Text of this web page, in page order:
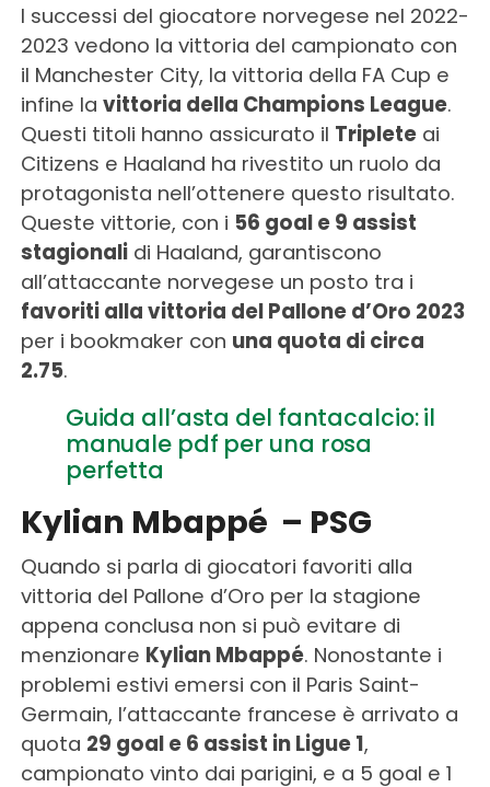
I successi del giocatore norvegese nel 2022-
2023 vedono la vittoria del campionato con
il Manchester City, la vittoria della FA Cup e
infine la vittoria della Champions League.
Questi titoli hanno assicurato il Tripleteai
Citizens e Haaland ha rivestito un ruolo da
protagonista nell’ottenere questo risultato.
Queste vittorie, con i 56 goal e 9 assist
stagionalidi Haaland, garantiscono
all’attaccante norvegese un posto tra i
favoriti alla vittoria del Pallone d’Oro 2023
per i bookmaker con una quota di circa
2.75.
Guida all’asta del fantacalcio: il
manuale pdf per una rosa
perfetta
Kylian Mbappé – PSG
Quando si parla di giocatori favoriti alla
vittoria del Pallone d’Oro per la stagione
appena conclusa non si può evitare di
menzionare Kylian Mbappé. Nonostante i
problemi estivi emersi con il Paris Saint-
Germain, l’attaccante francese è arrivato a
quota 29 goal e 6 assist in Ligue 1,
campionato vinto dai parigini, e a 5 goal e 1